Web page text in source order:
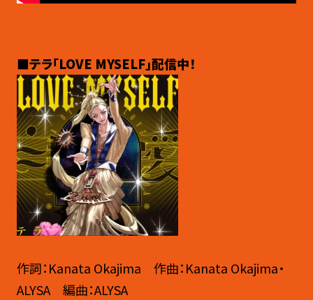
■テラ「LOVE MYSELF」配信中！
作詞：Kanata Okajima 作曲：Kanata Okajima・
ALYSA 編曲：ALYSA